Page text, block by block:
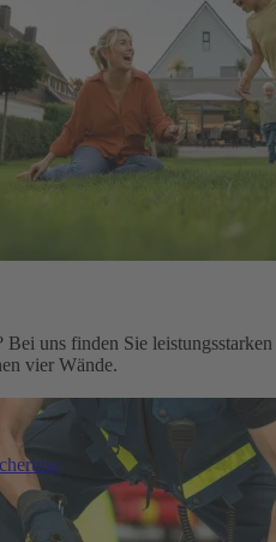
Bei uns finden Sie leistungsstarken
vier Wände.